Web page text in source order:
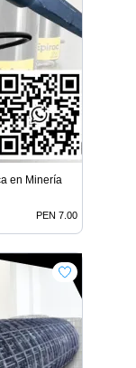
en Minería
PEN 7.00